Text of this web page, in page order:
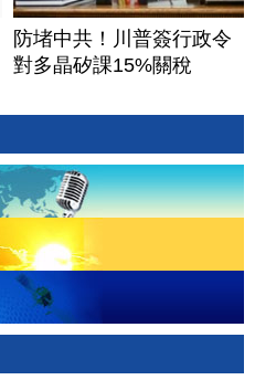
防堵中共！川普簽行政令
對多晶矽課15%關稅